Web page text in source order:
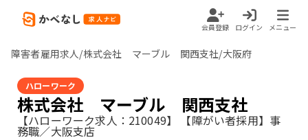
会員登録 ログイン メニュー
障害者雇用求人/株式会社 マーブル 関西支社/大阪府
ハローワーク
株式会社 マーブル 関西支社
【ハローワーク求人：210049】 【障がい者採用】事
務職／大阪支店